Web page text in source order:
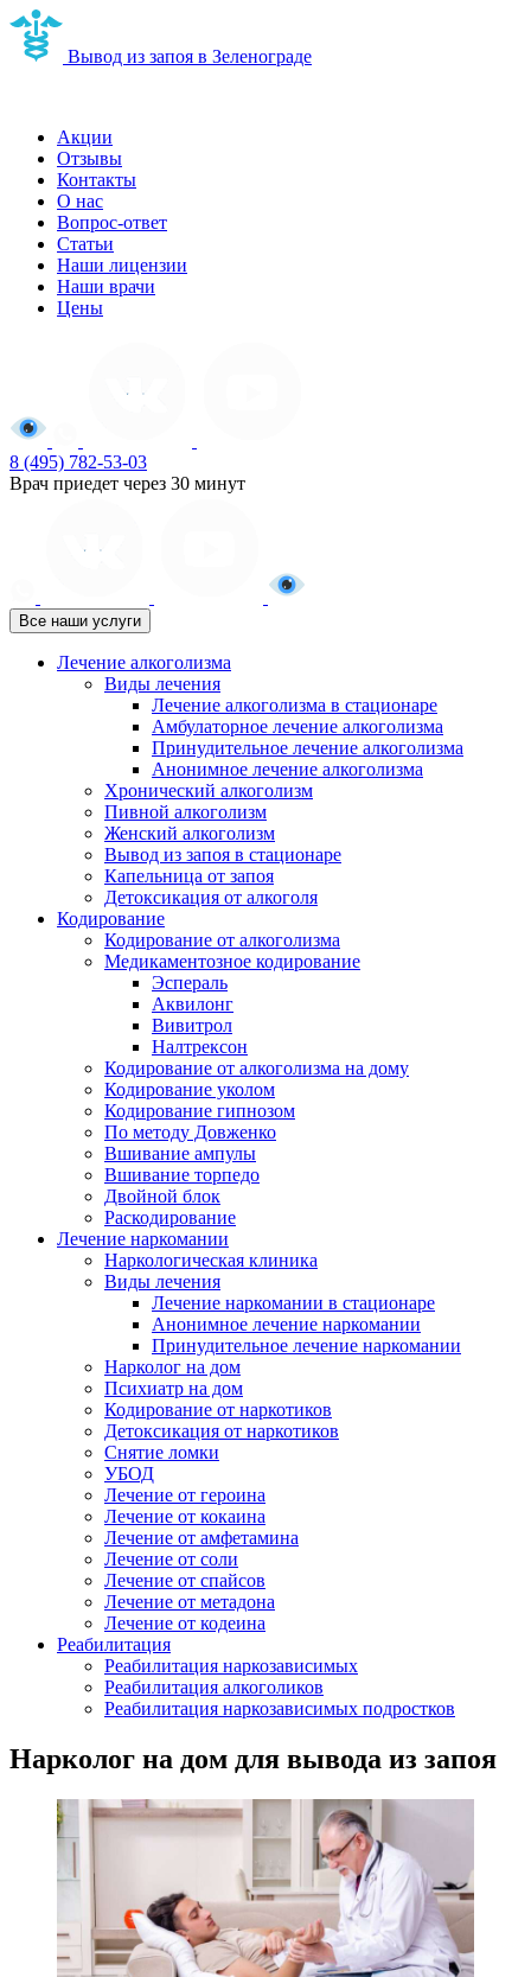
Вывод из запоя в Зеленограде
Акции
Отзывы
Контакты
О нас
Вопрос-ответ
Статьи
Наши лицензии
Наши врачи
Цены
8 (495) 782-53-03
Врач приедет через 30 минут
Все наши услуги
Лечение алкоголизма
Виды лечения
Лечение алкоголизма в стационаре
Амбулаторное лечение алкоголизма
Принудительное лечение алкоголизма
Анонимное лечение алкоголизма
Хронический алкоголизм
Пивной алкоголизм
Женский алкоголизм
Вывод из запоя в стационаре
Капельница от запоя
Детоксикация от алкоголя
Кодирование
Кодирование от алкоголизма
Медикаментозное кодирование
Эспераль
Аквилонг
Вивитрол
Налтрексон
Кодирование от алкоголизма на дому
Кодирование уколом
Кодирование гипнозом
По методу Довженко
Вшивание ампулы
Вшивание торпедо
Двойной блок
Раскодирование
Лечение наркомании
Наркологическая клиника
Виды лечения
Лечение наркомании в стационаре
Анонимное лечение наркомании
Принудительное лечение наркомании
Нарколог на дом
Психиатр на дом
Кодирование от наркотиков
Детоксикация от наркотиков
Снятие ломки
УБОД
Лечение от героина
Лечение от кокаина
Лечение от амфетамина
Лечение от соли
Лечение от спайсов
Лечение от метадона
Лечение от кодеина
Реабилитация
Реабилитация наркозависимых
Реабилитация алкоголиков
Реабилитация наркозависимых подростков
Нарколог на дом для вывода из запоя